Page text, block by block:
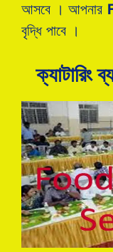
আসবে । আপনার
বৃদ্ধি পাবে ।
ক্যাটারিং